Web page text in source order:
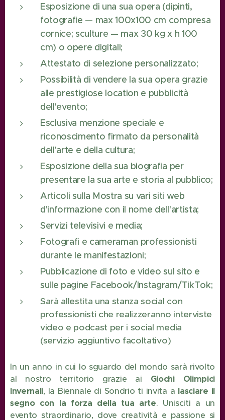
Esposizione di una sua opera (dipinti,
fotografie — max 100x100 cm compresa
cornice; sculture — max 30 kg x h 100
cm) o opere digitali;
Attestato di selezione personalizzato;
Possibilità di vendere la sua opera grazie
alle prestigiose location e pubblicità
dell'evento;
Esclusiva menzione speciale e
riconoscimento firmato da personalità
dell'arte e della cultura;
Esposizione della sua biografia per
presentare la sua arte e storia al pubblico;
Articoli sulla Mostra su vari siti web
d'informazione con il nome dell'artista;
Servizi televisivi e media;
Fotografi e cameraman professionisti
durante le manifestazioni;
Pubblicazione di foto e video sul sito e
sulle pagine Facebook/Instagram/TikTok;
Sarà allestita una stanza social con
professionisti che realizzeranno interviste
video e podcast per i social media
(servizio aggiuntivo facoltativo)
In un anno in cui lo sguardo del mondo sarà rivolto
al nostro territorio grazie ai Giochi Olimpici
Invernali, la Biennale di Sondrio ti invita a lasciare il
segno con la forza della tua arte. Unisciti a un
evento straordinario, dove creatività e passione si